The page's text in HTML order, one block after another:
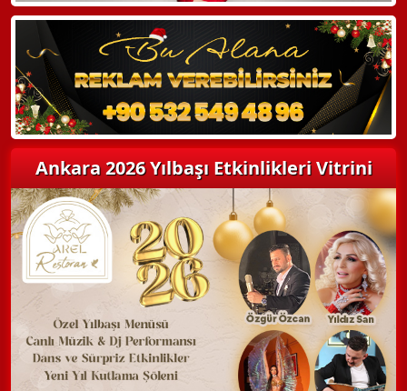
Detaylı Bilgi Alın
Ankara 2026 Yılbaşı Etkinlikleri Vitrini